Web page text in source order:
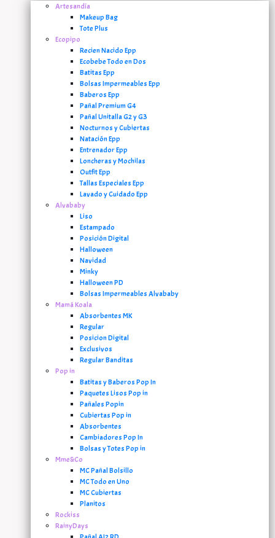
Artesandía
Makeup Bag
Tote Plus
Ecopipo
Recien Nacido Epp
Ecobebe Todo en Dos
Batitas Epp
Bolsas Impermeables Epp
Baberos Epp
Pañal Premium G4
Pañal Unitalla G2 y G3
Nocturnos y Cubiertas
Natación Epp
Entrenador Epp
Loncheras y Mochilas
Outfit Epp
Tallas Especiales Epp
Lavado y Cuidado Epp
Alvababy
Liso
Estampado
Posición Digital
Halloween
Navidad
Minky
Halloween PD
Bolsas Impermeables Alvababy
Mamá Koala
Absorbentes MK
Regular
Posicion Digital
Exclusivos
Regular Banditas
Pop in
Batitas y Baberos Pop In
Paquetes Lisos Pop in
Pañales Popin
Cubiertas Pop in
Absorbentes
Cambiadores Pop In
Bolsas y Totes Pop in
Mme&Co
MC Pañal Bolsillo
MC Todo en Uno
MC Cubiertas
Planitos
Rockiss
RainyDays